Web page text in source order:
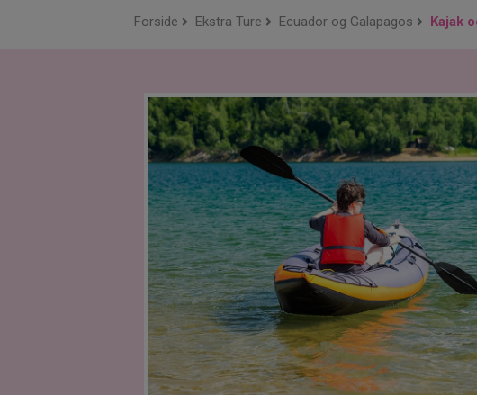
Forside Ekstra Ture Ecuador og Galapagos Kajak